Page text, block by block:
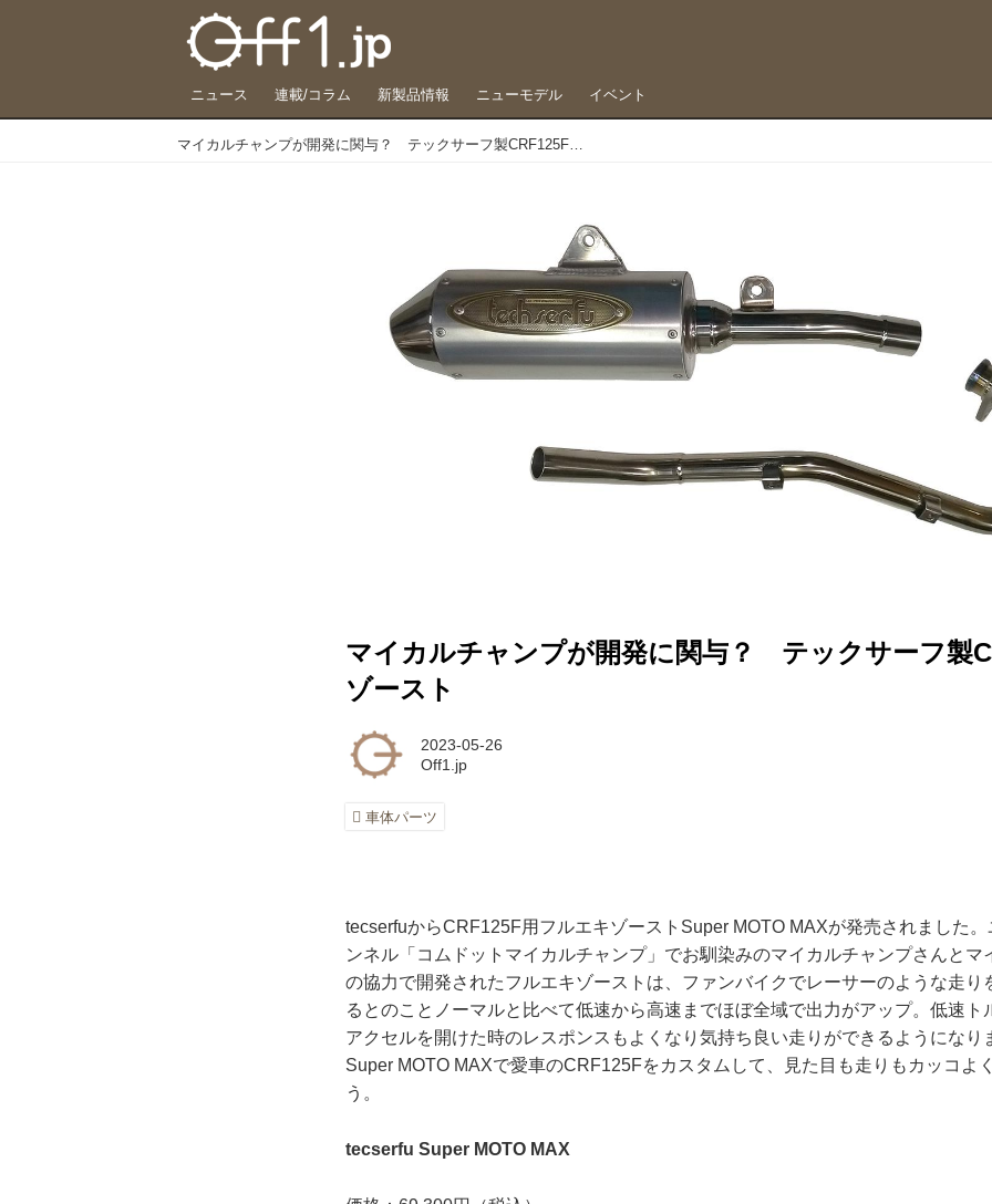
ニュース 連載/コラム 新製品情報 ニューモデル イベント
マイカルチャンプが開発に関与？ テックサーフ製CRF125Fエキゾースト
マイカルチャンプが開発に関与？ テックサーフ製
ゾースト
2023-05-26
Off1.jp
車体パーツ
tecserfuからCRF125F用フルエキゾーストSuper MOTO MAXが発売されました
ンネル「コムドットマイカルチャンプ」でお馴染みのマイカルチャンプさんとマ
の協力で開発されたフルエキゾーストは、ファンバイクでレーサーのような走り
るとのことノーマルと比べて低速から高速までほぼ全域で出力がアップ。低速ト
アクセルを開けた時のレスポンスもよくなり気持ち良い走りができるようになり
Super MOTO MAXで愛車のCRF125Fをカスタムして、見た目も走りもカッコよ
う。
tecserfu Super MOTO MAX